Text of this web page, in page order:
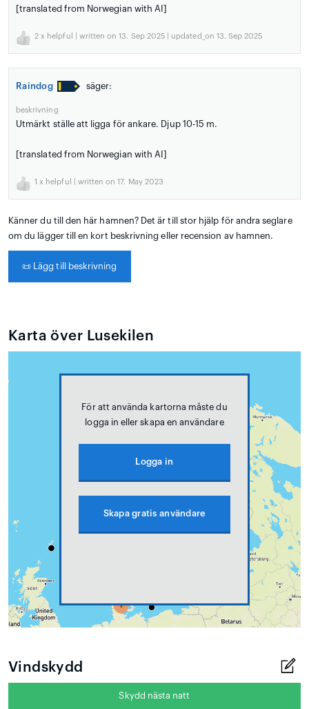
[translated from Norwegian with AI]
2 x helpful | written on 13. Sep 2025 | updated_on 13. Sep 2025
Raindog säger:
beskrivning
Utmärkt ställe att ligga för ankare. Djup 10-15 m.
[translated from Norwegian with AI]
1 x helpful | written on 17. May 2023
Känner du till den här hamnen? Det är till stor hjälp för andra seglare
om du lägger till en kort beskrivning eller recension av hamnen.
📜 Lägg till beskrivning
Karta över Lusekilen
För att använda kartorna måste du
logga in eller skapa en användare
Logga in
Skapa gratis användare
Vindskydd
Skydd nästa natt